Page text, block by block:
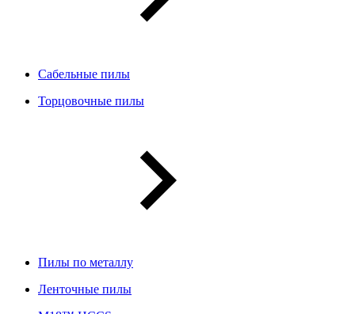
Сабельные пилы
Торцовочные пилы
Пилы по металлу
Ленточные пилы